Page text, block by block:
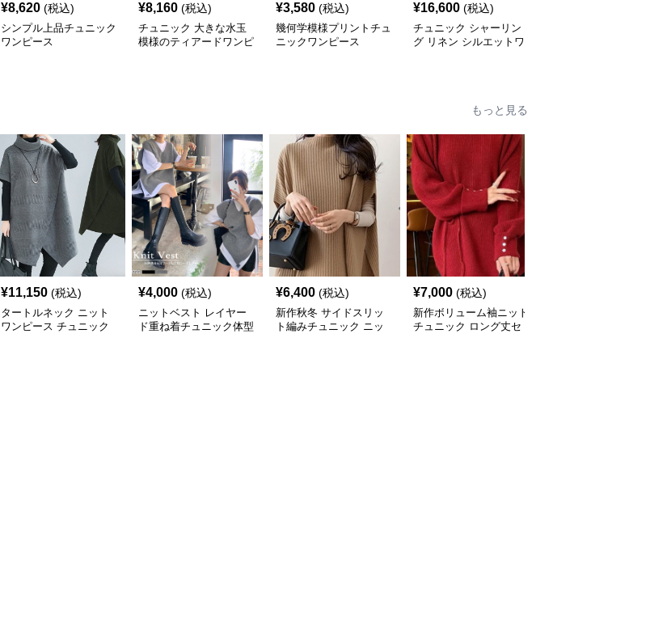
¥8,620 (税込)
シンプル上品チュニック
ワンピース
¥8,160 (税込)
チュニック 大きな水玉
模様のティアードワンピ
¥3,580 (税込)
幾何学模様プリントチュ
ニックワンピース
¥16,600 (税込)
チュニック シャーリン
グ リネン シルエットワ
もっと見る
¥11,150 (税込)
タートルネック ニット
ワンピース チュニック
¥4,000 (税込)
ニットベスト レイヤー
ド重ね着チュニック体型
¥6,400 (税込)
新作秋冬 サイドスリッ
ト編みチュニック ニッ
¥7,000 (税込)
新作ボリューム袖ニット
チュニック ロング丈セ